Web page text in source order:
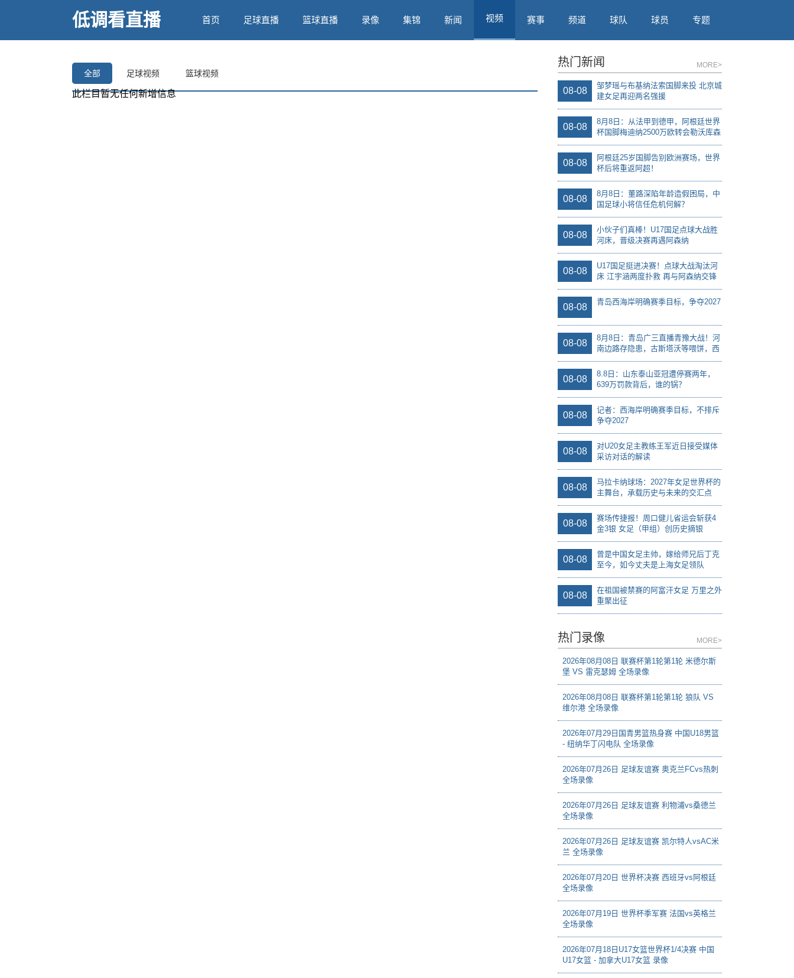
低调看直播 首页 足球直播 篮球直播 录像 集锦 新闻 视频 赛事 频道 球队 球员 专题
全部 足球视频 篮球视频
此栏目暂无任何新增信息
热门新闻 MORE>
08-08
邹梦瑶与布基纳法索国脚来投 北京城
建女足再迎两名强援
08-08
8月8日：从法甲到德甲，阿根廷世界
杯国脚梅迪纳2500万欧转会勒沃库森
08-08
阿根廷25岁国脚告别欧洲赛场，世界
杯后将重返阿超！
08-08
8月8日：董路深陷年龄造假困局，中
国足球小将信任危机何解？
08-08
小伙子们真棒！U17国足点球大战胜
河床，晋级决赛再遇阿森纳
08-08
U17国足挺进决赛！点球大战淘汰河
床 江宇涵两度扑救 再与阿森纳交锋
08-08
青岛西海岸明确赛季目标，争夺2027
08-08
8月8日：青岛广三直播青豫大战！河
南边路存隐患，古斯塔沃等喂饼，西
海岸剑指亚冠
08-08
8.8日：山东泰山亚冠遭停赛两年，
639万罚款背后，谁的锅？
08-08
记者：西海岸明确赛季目标，不排斥
争夺2027
08-08
对U20女足主教练王军近日接受媒体
采访对话的解读
08-08
马拉卡纳球场：2027年女足世界杯的
主舞台，承载历史与未来的交汇点
08-08
赛场传捷报！周口健儿省运会斩获4
金3银 女足（甲组）创历史摘银
08-08
曾是中国女足主帅，嫁给师兄后丁克
至今，如今丈夫是上海女足领队
08-08
在祖国被禁赛的阿富汗女足 万里之外
重聚出征
热门录像 MORE>
2026年08月08日 联赛杯第1轮第1轮 米德尔斯
堡 VS 雷克瑟姆 全场录像
2026年08月08日 联赛杯第1轮第1轮 狼队 VS
维尔港 全场录像
2026年07月29日国青男篮热身赛 中国U18男篮
- 纽纳华丁闪电队 全场录像
2026年07月26日 足球友谊赛 奥克兰FCvs热刺
全场录像
2026年07月26日 足球友谊赛 利物浦vs桑德兰
全场录像
2026年07月26日 足球友谊赛 凯尔特人vsAC米
兰 全场录像
2026年07月20日 世界杯决赛 西班牙vs阿根廷
全场录像
2026年07月19日 世界杯季军赛 法国vs英格兰
全场录像
2026年07月18日U17女篮世界杯1/4决赛 中国
U17女篮 - 加拿大U17女篮 录像